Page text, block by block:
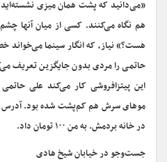
«می‌دانید که پشت همان میزی
هم نگاه می‌کنند. کسی از میان آنها
هست؟» نیاز، که انگار سینما
حاتمی را مردی بدون جایگزین تعریف
این پیتزافروشی کار می‌کند علی
موهای سرش هم کم‌پشت شده بود. آدرس
در خانه بردمش. به من ۱۰۰ تومان داد.
جست‌وجو در خیابان شیخ هادی